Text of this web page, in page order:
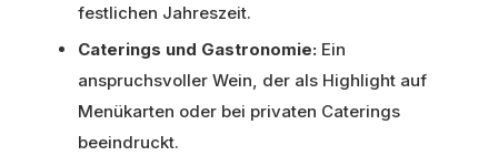
festlichen Jahreszeit.
Caterings und Gastronomie: Ein
anspruchsvoller Wein, der als Highlight auf
Menükarten oder bei privaten Caterings
beeindruckt.